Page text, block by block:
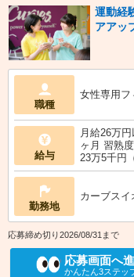
運動経
アアッ
職種
女性専用フ
給与
月給26万
ヶ月 習熟
23万5千円
勤務地
カーブスイ
応募締め切り2026/08/31まで
応募画面へ
かんたん3ステッ